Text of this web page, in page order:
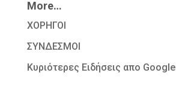
More…
ΧΟΡΗΓΟΙ
ΣΥΝΔΕΣΜΟΙ
Κυριότερες Ειδήσεις απο Google